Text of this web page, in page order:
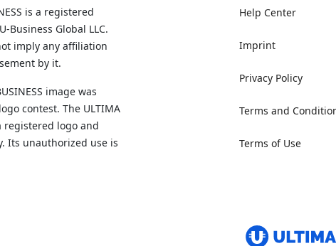
is a registered
Global LLC.
imply any affiliation
by it.
image was
contest. The ULTIMA
registered logo and
Its unauthorized use is
Help Center
Imprint
Privacy Policy
Terms and
Terms of Use